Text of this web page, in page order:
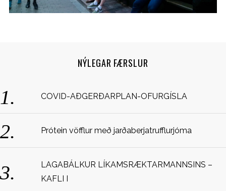
NÝLEGAR FÆRSLUR
COVID-AÐGERÐARPLAN-OFURGÍSLA
Prótein vöfflur með jarðaberjatrufflurjóma
LAGABÁLKUR LÍKAMSRÆKTARMANNSINS –
KAFLI I
S
r
f
o